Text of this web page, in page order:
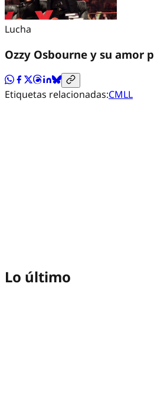
Lucha
Ozzy Osbourne y su amor
Etiquetas relacionadas:CMLL
Lo último